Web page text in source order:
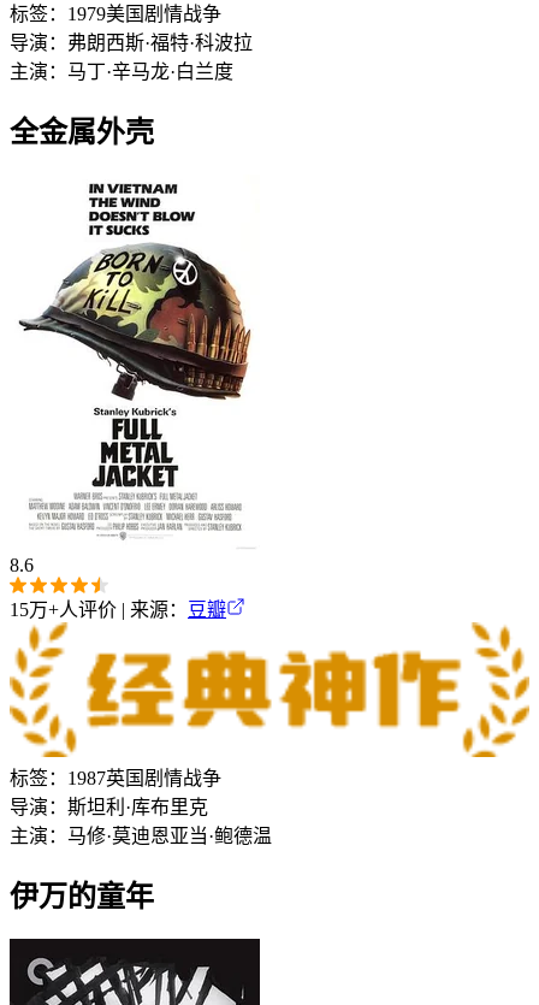
标签： 1979美国 剧情战争
导演： 弗朗西斯·福特·科波拉
主演： 马丁·辛马龙·白兰度
全金属外壳
8.6
15万+人评价 | 来源： 豆瓣
标签： 1987英国 剧情战争
导演： 斯坦利·库布里克
主演： 马修·莫迪恩亚当·鲍德温
伊万的童年